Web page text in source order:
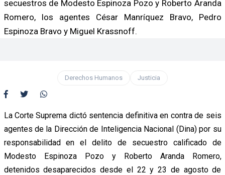
secuestros de Modesto Espinoza Pozo y Roberto Aranda
Romero, los agentes César Manríquez Bravo, Pedro
Espinoza Bravo y Miguel Krassnoff.
Derechos Humanos Justicia
La Corte Suprema dictó sentencia definitiva en contra de seis
agentes de la Dirección de Inteligencia Nacional (Dina) por su
responsabilidad en el delito de secuestro calificado de
Modesto Espinoza Pozo y Roberto Aranda Romero,
detenidos desaparecidos desde el 22 y 23 de agosto de